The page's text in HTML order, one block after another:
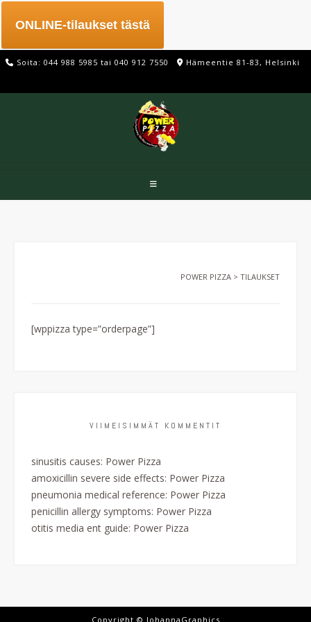
ONLINE-tilaukset tästä
Soita: 044 988 5985 tai 040 912 7550 Hämeentie 81-83, Helsinki
POWER PIZZA > TILAUKSET
[wppizza type=”orderpage”]
VIIMEISIMMÄT KOMMENTIT
sinusitis causes: Power Pizza
amoxicillin severe side effects: Power Pizza
pneumonia medical reference: Power Pizza
penicillin allergy symptoms: Power Pizza
otitis media ent guide: Power Pizza
Copyright © JohannaGraphics